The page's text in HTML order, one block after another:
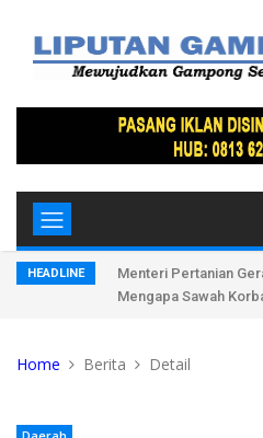
HEADLINE
di
Menteri Pertanian
Mengapa Sawah
Home Berita Detail